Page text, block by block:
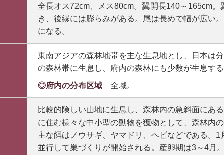
全長オス72cm、メス80cm。翼開長140～165cm。
き、後縁には膨らみがある。尾は長めで幅が広い
になる。
東南アジアの森林地帯を主な生息地とし、日本は
の森林帯に生息し、府内の森林にも少数が生息する
◎府内の分布区域 全域。
比較的険しい山地に生息し、森林内の急斜面にあ
に住む様々な中小型の動物を獲物として、森林内
主な餌はノウサギ、ヤマドリ、ヘビなどである。1
並行して巣づくりが開始される。産卵期は3～4月